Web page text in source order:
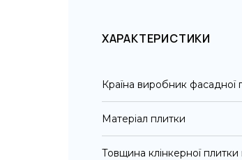
ХАРАКТЕРИСТИКИ
Країна виробник фасадної
Матеріал плитки
Товщина клінкерної